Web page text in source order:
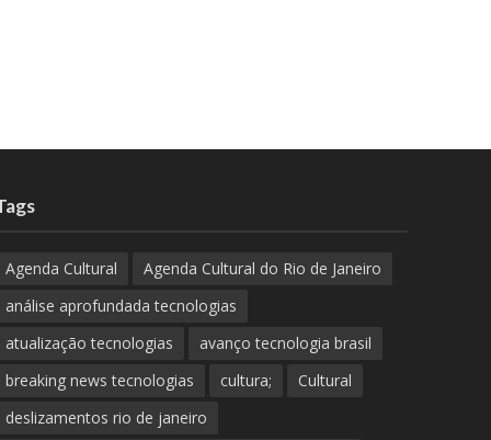
Agenda Cultural
Agenda Cultural do Rio de Janeiro
análise aprofundada tecnologias
atualização tecnologias
avanço tecnologia brasil
breaking news tecnologias
cultura;
Cultural
deslizamentos rio de janeiro